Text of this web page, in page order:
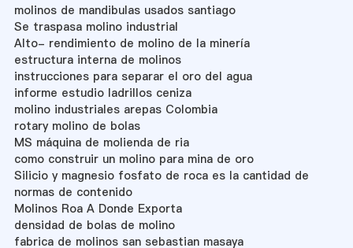
molinos de mandibulas usados santiago
Se traspasa molino industrial
Alto- rendimiento de molino de la minería
estructura interna de molinos
instrucciones para separar el oro del agua
informe estudio ladrillos ceniza
molino industriales arepas Colombia
rotary molino de bolas
MS máquina de molienda de ria
como construir un molino para mina de oro
Silicio y magnesio fosfato de roca es la cantidad de
normas de contenido
Molinos Roa A Donde Exporta
densidad de bolas de molino
fabrica de molinos san sebastian masaya